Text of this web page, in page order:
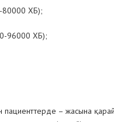
80000 ХБ);
96000 ХБ);
пациенттерде – жасына қарай